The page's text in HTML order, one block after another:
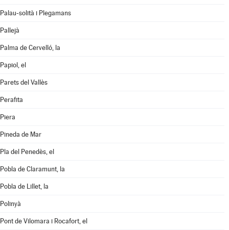
Palau-solità i Plegamans
Pallejà
Palma de Cervelló, la
Papiol, el
Parets del Vallès
Perafita
Piera
Pineda de Mar
Pla del Penedès, el
Pobla de Claramunt, la
Pobla de Lillet, la
Polinyà
Pont de Vilomara i Rocafort, el